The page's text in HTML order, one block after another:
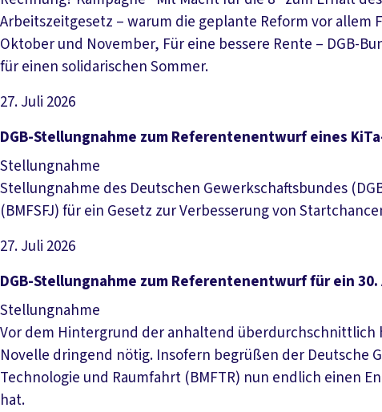
Arbeitszeitgesetz – warum die geplante Reform vor
Oktober und November, Für eine bessere Rente – DGB-
für einen solidarischen Sommer.
27. Juli 2026
Datei herunterladen
DGB-Stellungnahme zum Referentenentwurf eines
Stellungnahme
Stellungnahme des Deutschen Gewerkschaftsbundes
(BMFSFJ) für ein Gesetz zur Verbesserung von
27. Juli 2026
Datei herunterladen
DGB-Stellungnahme zum Referentenentwurf für ein
Stellungnahme
Vor dem Hintergrund der anhaltend überdurchschnittlich
Novelle dringend nötig. Insofern begrüßen der Deutsche
Technologie und Raumfahrt (BMFTR) nun endlich einen
hat.